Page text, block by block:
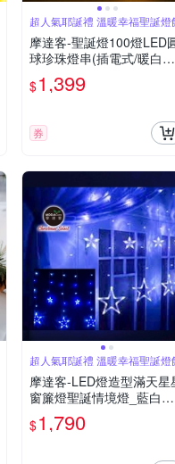
超人氣耶誕禮 溫暖幸福聖誕燈
摩達客-聖誕燈100燈LED
球珍珠燈串(插電式/暖白光
透明線/ 附控制器跳機)(高亮
度又省電)
$1,399
券
超人氣耶誕禮 溫暖幸福聖誕燈
摩達客-LED燈造型滿天星
窗簾燈聖誕情境燈_藍白光
透明線 | 附贈IC控制器_插電
式 本島免運費
$1,790